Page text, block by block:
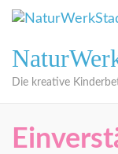
Zum
Inhalt
(Eingabetaste
drücken)
Die kreative